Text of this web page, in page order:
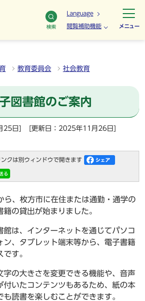
検索
Language
閲覧補助機能 メニュー
教育委員会 社会教育
図書館のご案内
25日]
[更新日：2025年11月26日]
クは別ウィンドウで開きます
、枚方市に在住または通勤・通学の
の貸出が始まりました。
館は、インターネットを通じてパソコ
ン、タブレット端末等から、電子書籍
す。
字の大きさを変更できる機能や、音声
付いたコンテンツもあるため、紙の本
も読書を楽しむことができます。